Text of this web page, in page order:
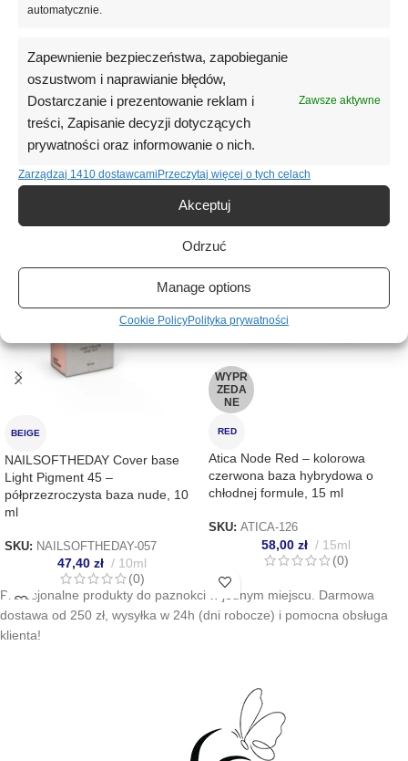
automatycznie.
Zapewnienie bezpieczeństwa, zapobieganie
oszustwom i naprawianie błędów,
Dostarczanie i prezentowanie reklam i
treści, Zapisanie decyzji dotyczących
prywatności oraz informowanie o nich.
Zawsze aktywne
Zarządzaj 1410 dostawcamiPrzeczytaj więcej o tych celach
Akceptuj
Odrzuć
Manage options
Cookie PolicyPolityka prywatności
Opinie (0)
Podobne produkty
BEIGE
NAILSOFTHEDAY Cover base
Light Pigment 45 –
półprzezroczysta baza nude, 10
ml
SKU: NAILSOFTHEDAY-057
47,40 zł
10ml
(0)
WYPR
ZEDA
NE
RED
Atica Node Red – kolorowa
czerwona baza hybrydowa o
chłodnej formule, 15 ml
SKU: ATICA-126
58,00 zł
15ml
(0)
Profesjonalne produkty do paznokci w jednym miejscu. Darmowa
dostawa od 250 zł, wysyłka w 24h (dni robocze) i pomocna obsługa
klienta!